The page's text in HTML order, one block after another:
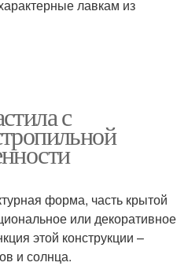
лавкам из
с
форма, часть крытой
или декоративное
этой конструкции –
и солнца.